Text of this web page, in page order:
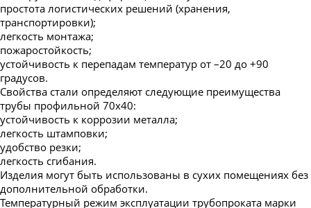
простота логистических решений (хранения,
транспортировки);
легкость монтажа;
пожаростойкость;
устойчивость к перепадам температур от –20 до +90
градусов.
Свойства стали определяют следующие преимущества
трубы профильной 70х40:
устойчивость к коррозии металла;
легкость штамповки;
удобство резки;
легкость сгибания.
Изделия могут быть использованы в сухих помещениях без
дополнительной обработки.
Температурный режим эксплуатации трубопроката марки